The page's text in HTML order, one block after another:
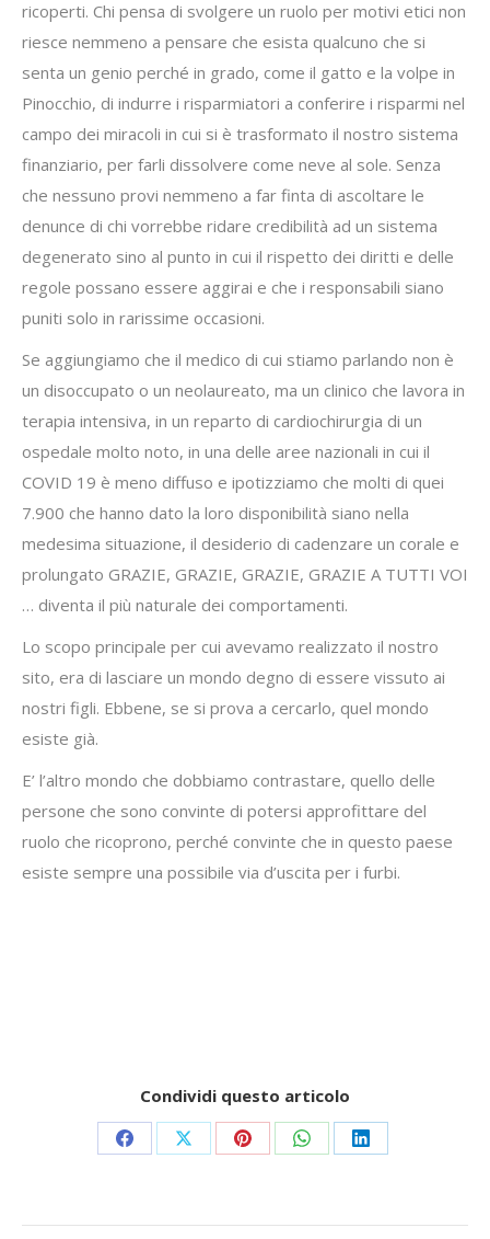
ricoperti. Chi pensa di svolgere un ruolo per motivi etici non
riesce nemmeno a pensare che esista qualcuno che si
senta un genio perché in grado, come il gatto e la volpe in
Pinocchio, di indurre i risparmiatori a conferire i risparmi nel
campo dei miracoli in cui si è trasformato il nostro sistema
finanziario, per farli dissolvere come neve al sole. Senza
che nessuno provi nemmeno a far finta di ascoltare le
denunce di chi vorrebbe ridare credibilità ad un sistema
degenerato sino al punto in cui il rispetto dei diritti e delle
regole possano essere aggirai e che i responsabili siano
puniti solo in rarissime occasioni.
Se aggiungiamo che il medico di cui stiamo parlando non è
un disoccupato o un neolaureato, ma un clinico che lavora in
terapia intensiva, in un reparto di cardiochirurgia di un
ospedale molto noto, in una delle aree nazionali in cui il
COVID 19 è meno diffuso e ipotizziamo che molti di quei
7.900 che hanno dato la loro disponibilità siano nella
medesima situazione, il desiderio di cadenzare un corale e
prolungato GRAZIE, GRAZIE, GRAZIE, GRAZIE A TUTTI VOI
… diventa il più naturale dei comportamenti.
Lo scopo principale per cui avevamo realizzato il nostro
sito, era di lasciare un mondo degno di essere vissuto ai
nostri figli. Ebbene, se si prova a cercarlo, quel mondo
esiste già.
E’ l’altro mondo che dobbiamo contrastare, quello delle
persone che sono convinte di potersi approfittare del
ruolo che ricoprono, perché convinte che in questo paese
esiste sempre una possibile via d’uscita per i furbi.
Condividi questo articolo
Share
Facebook
Share
X
Share
Pinterest
Share
WhatsApp
Share
LinkedIn